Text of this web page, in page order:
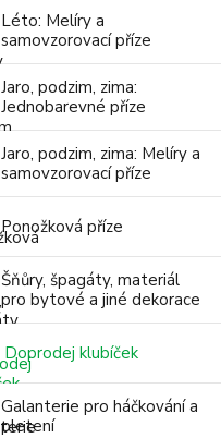
Léto: Melíry a
samovzorovací příze
Jaro, podzim, zima:
Jednobarevné příze
Jaro, podzim, zima: Melíry a
samovzorovací příze
Ponožková příze
Šňůry, špagáty, materiál
pro bytové a jiné dekorace
Doprodej klubíček
Galanterie pro háčkování a
pletení